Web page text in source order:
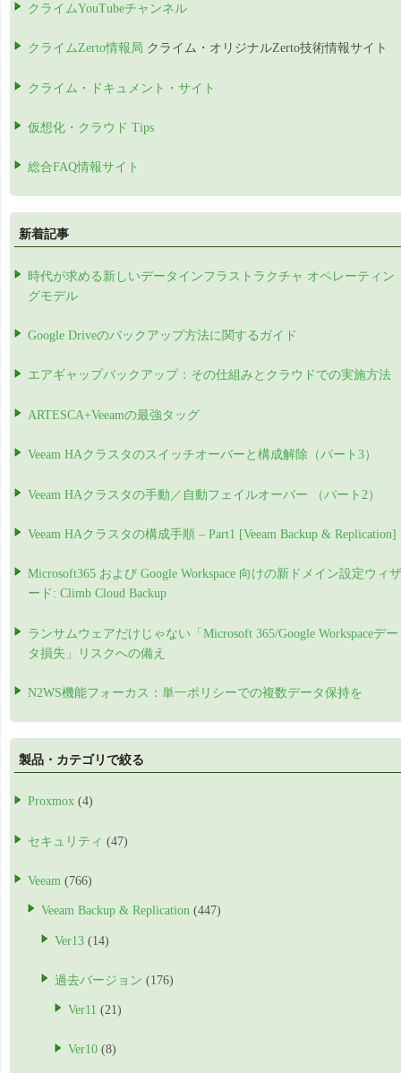
クライムYouTubeチャンネル
クライムZerto情報局 クライム・オリジナルZerto技術情報サイト
クライム・ドキュメント・サイト
仮想化・クラウド Tips
総合FAQ情報サイト
新着記事
時代が求める新しいデータインフラストラクチャ オペレーティン
グモデル
Google Driveのバックアップ方法に関するガイド
エアギャップバックアップ：その仕組みとクラウドでの実施方法
ARTESCA+Veeamの最強タッグ
Veeam HAクラスタのスイッチオーバーと構成解除（パート3）
Veeam HAクラスタの手動／自動フェイルオーバー （パート2）
Veeam HAクラスタの構成手順 – Part1 [Veeam Backup & Replication]
Microsoft365 および Google Workspace 向けの新ドメイン設定ウィザ
ード: Climb Cloud Backup
ランサムウェアだけじゃない「Microsoft 365/Google Workspaceデー
タ損失」リスクへの備え
N2WS機能フォーカス：単一ポリシーでの複数データ保持を
製品・カテゴリで絞る
Proxmox (4)
セキュリティ (47)
Veeam (766)
Veeam Backup & Replication (447)
Ver13 (14)
過去バージョン (176)
Ver11 (21)
Ver10 (8)